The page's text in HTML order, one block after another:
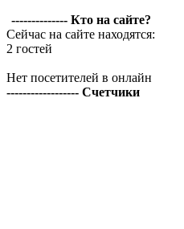
-------------- Кто на сайте?
Сейчас на сайте находятся:
2 гостей
Нет посетителей в онлайн
------------------ Счетчики